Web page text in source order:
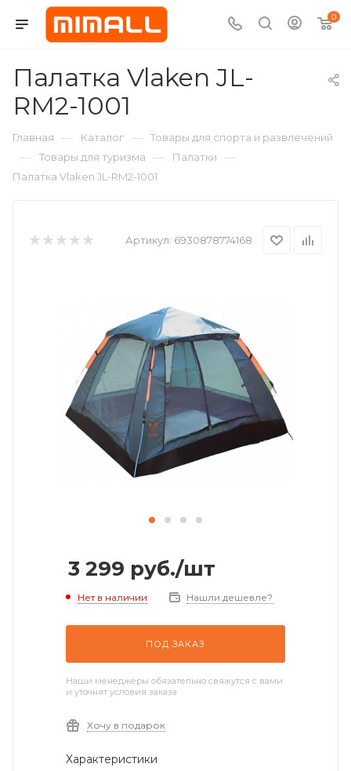
0
Палатка Vlaken JL-
RM2-1001
Главная — Каталог — Товары для спорта и развлечений
— Товары для туризма — Палатки —
Палатка Vlaken JL-RM2-1001
Артикул: 6930878774168
3 299 руб./шт
Нет в наличии Нашли дешевле?
ПОД ЗАКАЗ
Наши менеджеры обязательно свяжутся с вами
и уточнят условия заказа
Хочу в подарок
Характеристики